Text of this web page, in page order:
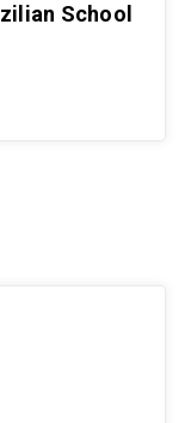
School